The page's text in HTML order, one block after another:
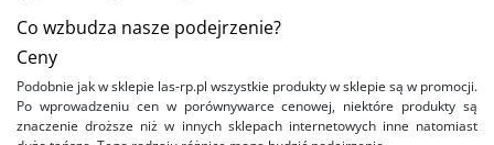
Co wzbudza nasze podejrzenie?
Ceny
Podobnie jak w sklepie las-rp.pl wszystkie produkty w sklepie są w promocji.
Po wprowadzeniu cen w porównywarce cenowej, niektóre produkty są
znaczenie droższe niż w innych sklepach internetowych inne natomiast